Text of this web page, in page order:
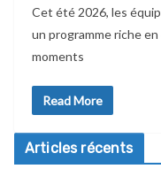
Cet été 2026, les
un programme riche
moments
Read More
Articles récents